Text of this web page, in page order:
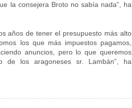
la consejera Broto no sabía nada”, ha
años de tener el presupuesto más alto
los que más impuestos pagamos,
anuncios, pero lo que queremos
los aragoneses sr. Lambán”, ha